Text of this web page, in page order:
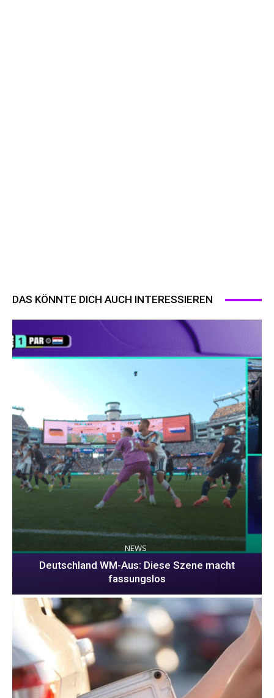
DAS KÖNNTE DICH AUCH INTERESSIEREN
NEWS
Deutschland WM-Aus: Diese Szene macht
fassungslos